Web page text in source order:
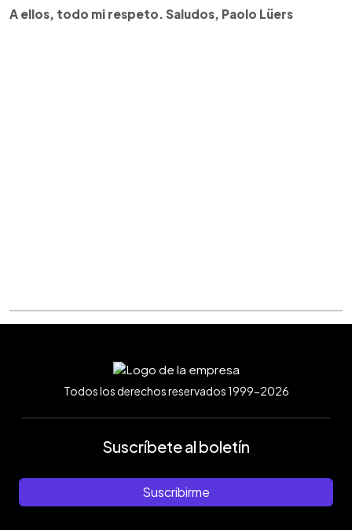
A ellos, todo mi respeto. Saludos, Paolo Lüers
Todos los derechos reservados 1999-2026
Suscríbete al boletín
Suscribirme